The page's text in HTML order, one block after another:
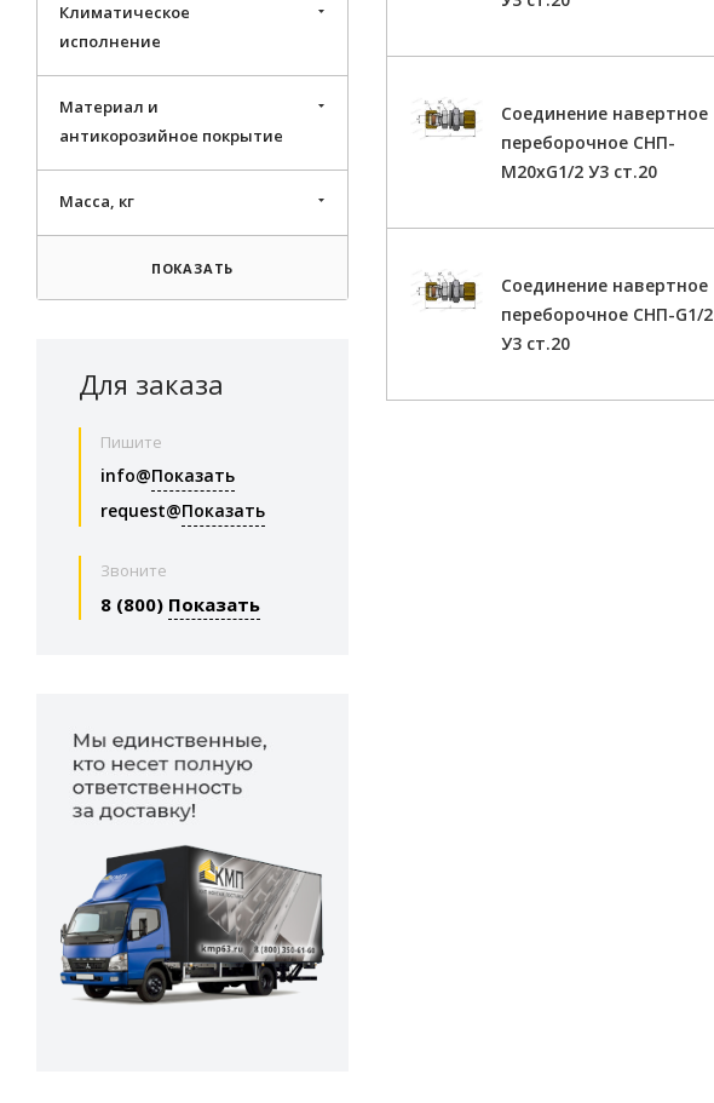
Соединение навертное
переборочное СНП-
М20хG1/2 У3 ст.20
Соединение навертное
переборочное СНП-G1/2
У3 ст.20
Климатическое
исполнение
Материал и
антикорозийное покрытие
Масса, кг
ПОКАЗАТЬ
Для заказа
Пишите
info@Показать
request@Показать
Звоните
8 (800) Показать